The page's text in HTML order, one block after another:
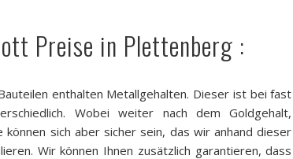
Preise in Plettenberg :
enthalten Metallgehalten. Dieser ist bei fast
Wobei weiter nach dem Goldgehalt,
sich aber sicher sein, das wir anhand dieser
Wir können Ihnen zusätzlich garantieren, dass